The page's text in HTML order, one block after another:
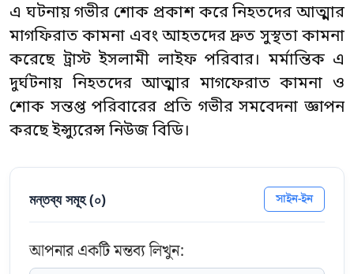
এ ঘটনায় গভীর শোক প্রকাশ করে নিহতদের আত্মার
মাগফিরাত কামনা এবং আহতদের দ্রুত সুস্থতা কামনা
করেছে ট্রাস্ট ইসলামী লাইফ পরিবার। মর্মান্তিক এ
দুর্ঘটনায় নিহতদের আত্মার মাগফেরাত কামনা ও
শোক সন্তপ্ত পরিবারের প্রতি গভীর সমবেদনা জ্ঞাপন
করছে ইন্স্যুরেন্স নিউজ বিডি।
মন্তব্য সমূহ (০) সাইন-ইন
আপনার একটি মন্তব্য লিখুন: